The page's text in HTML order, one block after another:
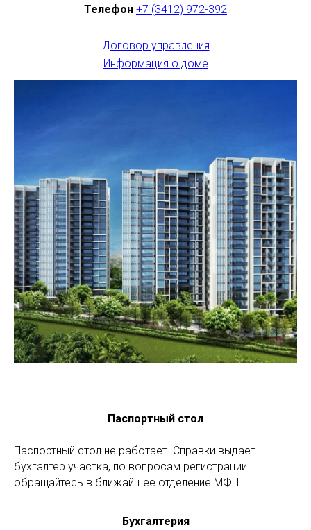
Телефон +7 (3412) 972-392
Договор управления
Информация о доме
Паспортный стол
Паспортный стол не работает. Справки выдает
бухгалтер участка, по вопросам регистрации
обращайтесь в ближайшее отделение МФЦ.
Бухгалтерия